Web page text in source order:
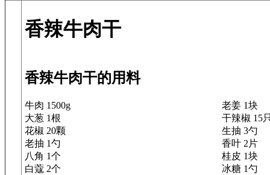
香辣牛肉干
香辣牛肉干的用料
牛肉 1500g
老姜 1块
大葱 1根
干辣椒 15
花椒 20颗
生抽 3勺
老抽 1勺
香叶 2片
八角 1个
桂皮 1块
白蔻 2个
冰糖 1勺